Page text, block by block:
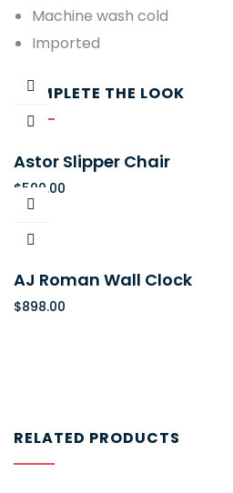
Machine wash cold
Imported
COMPLETE THE LOOK
Astor Slipper Chair
$500.00
AJ Roman Wall Clock
$898.00
RELATED PRODUCTS